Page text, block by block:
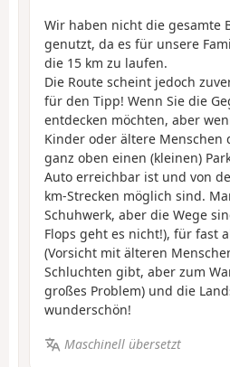
Wir haben nicht die gesamte
genutzt, da es für unsere
die 15 km zu laufen.
Die Route scheint jedoch
für den Tipp! Wenn Sie die
entdecken möchten, aber
Kinder oder ältere Menschen
ganz oben einen (kleinen)
Auto erreichbar ist und von
km-Strecken möglich sind.
Schuhwerk, aber die Wege
Flops geht es nicht!), für fast
(Vorsicht mit älteren
Schluchten gibt, aber zum
großes Problem) und die
wunderschön!
Maschinell übersetzt